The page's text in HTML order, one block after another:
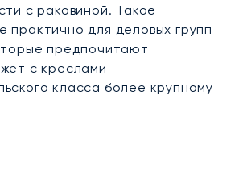
с раковиной. Такое
практично для деловых групп
предпочитают
с креслами
класса более крупному